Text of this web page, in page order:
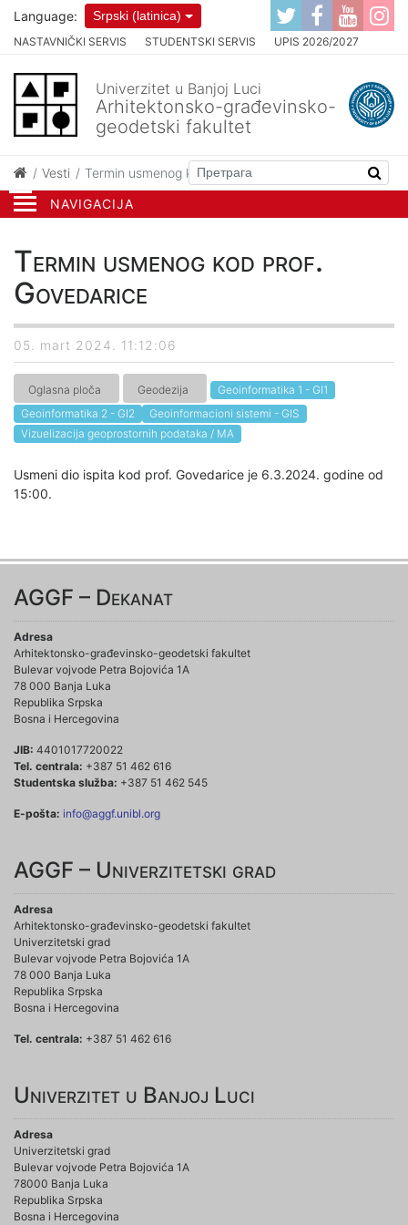
NAVIGACIJA
NASTAVNIČKI SERVIS STUDENTSKI SERVIS UPIS 2026/2027
Language: Srpski (latinica)
Univerzitet u Banjoj Luci
Arhitektonsko-građevinsko-
geodetski fakultet
Vesti Termin usmenog kod prof. Govedarice
Termin usmenog kod prof.
Govedarice
05. mart 2024. 11:12:06
Oglasna ploča Geodezija
Geoinformatika 1 - GI1
Geoinformatika 2 - GI2
Geoinformacioni sistemi - GIS
Vizuelizacija geoprostornih podataka / MA
Usmeni dio ispita kod prof. Govedarice je 6.3.2024. godine od
15:00.
AGGF – Dekanat
Adresa
Arhitektonsko-građevinsko-geodetski fakultet
Bulevar vojvode Petra Bojovića 1A
78 000 Banja Luka
Republika Srpska
Bosna i Hercegovina
JIB: 4401017720022
Tel. centrala: +387 51 462 616
Studentska služba: +387 51 462 545
E-pošta: info@aggf.unibl.org
AGGF – Univerzitetski grad
Adresa
Arhitektonsko-građevinsko-geodetski fakultet
Univerzitetski grad
Bulevar vojvode Petra Bojovića 1A
78 000 Banja Luka
Republika Srpska
Bosna i Hercegovina
Tel. centrala: +387 51 462 616
Univerzitet u Banjoj Luci
Adresa
Univerzitetski grad
Bulevar vojvode Petra Bojovića 1A
78000 Banja Luka
Republika Srpska
Bosna i Hercegovina